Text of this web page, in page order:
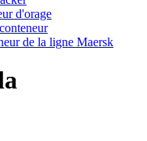
d'orage
de la ligne Maersk